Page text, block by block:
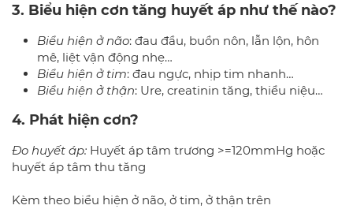
3. Biểu hiện cơn tăng huyết áp như thế nào?
Biểu hiện ở não: đau đầu, buồn nôn, lẫn lộn, hôn
mê, liệt vận động nhẹ…
Biểu hiện ở tim: đau ngực, nhịp tim nhanh…
Biểu hiện ở thận: Ure, creatinin tăng, thiểu niệu…
4. Phát hiện cơn?
Đo huyết áp: Huyết áp tâm trương >=120mmHg hoặc
huyết áp tâm thu tăng
Kèm theo biểu hiện ở não, ở tim, ở thận trên